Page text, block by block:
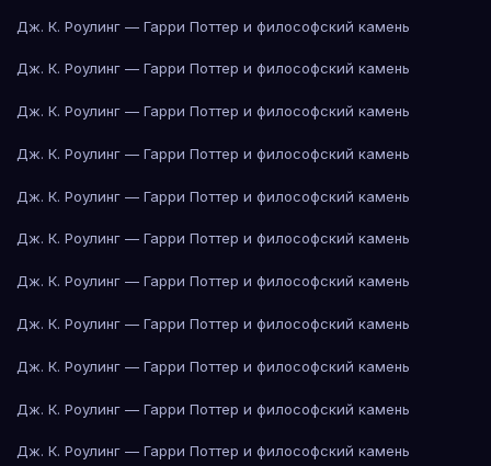
Дж. К. Роулинг — Гарри Поттер и философский камень
Дж. К. Роулинг — Гарри Поттер и философский камень
Дж. К. Роулинг — Гарри Поттер и философский камень
Дж. К. Роулинг — Гарри Поттер и философский камень
Дж. К. Роулинг — Гарри Поттер и философский камень
Дж. К. Роулинг — Гарри Поттер и философский камень
Дж. К. Роулинг — Гарри Поттер и философский камень
Дж. К. Роулинг — Гарри Поттер и философский камень
Дж. К. Роулинг — Гарри Поттер и философский камень
Дж. К. Роулинг — Гарри Поттер и философский камень
Дж. К. Роулинг — Гарри Поттер и философский камень